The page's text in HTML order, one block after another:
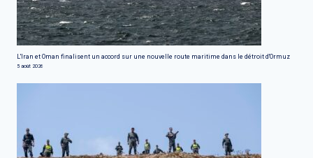
L'Iran et Oman finalisent un accord sur une nouvelle route maritime dans le détroit d'Ormuz
5 août 2026